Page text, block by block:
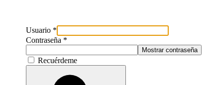
Usuario *
Contraseña *
Mostrar contraseña
Recuérdeme